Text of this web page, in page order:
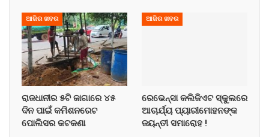
ଆଜିର ଖବର
ରାଜଧାନୀର ୫ଟି ଜାଗାରେ ୪୫
ଦିନ ପାଇଁ କମିଶନରେଟ
ପୋଲିସର କଟକଣା
ଆଜିର ଖବର
ରେଭେନ୍ସା କଲିଜିଏଟ ସ୍କୁଲରେ
ଆଚାର୍ଯ୍ୟ ପ୍ୟାରୀମୋହନଙ୍କ
ଜୟନ୍ତୀ ସମାରୋହ !